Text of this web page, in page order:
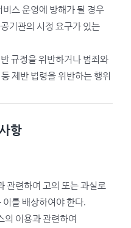
스 운영에 방해가 될 경우
기관의 시정 요구가 있는
규정을 위반하거나 범죄와
제반 법령을 위반하는 행위
항
관련하여 고의 또는 과실로
를 배상하여야 한다.
의 이용과 관련하여